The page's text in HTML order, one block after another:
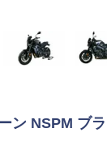
ン NSPM ブ